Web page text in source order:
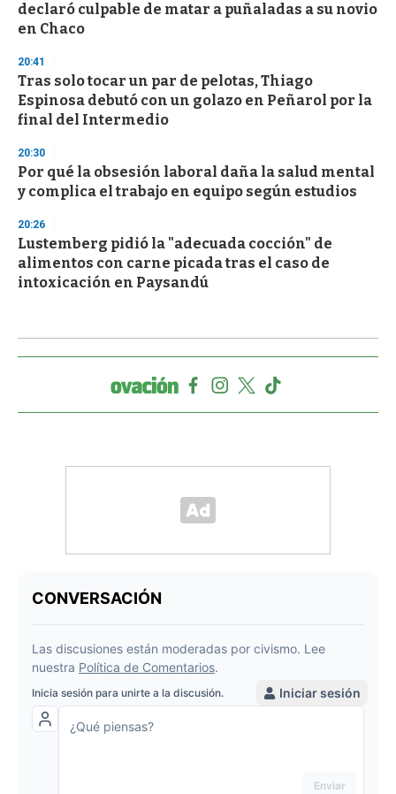
declaró culpable de matar a puñaladas a su novio
en Chaco
20:41
Tras solo tocar un par de pelotas, Thiago
Espinosa debutó con un golazo en Peñarol por la
final del Intermedio
20:30
Por qué la obsesión laboral daña la salud mental
y complica el trabajo en equipo según estudios
20:26
Lustemberg pidió la "adecuada cocción" de
alimentos con carne picada tras el caso de
intoxicación en Paysandú